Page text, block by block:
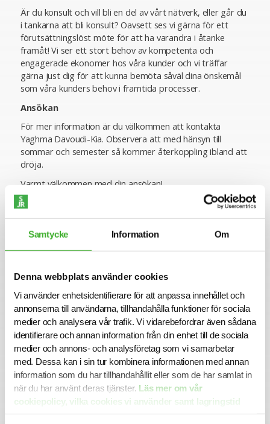
Samtycke Information Om
Denna webbplats använder cookies
Vi använder enhetsidentifierare för att anpassa innehållet och
annonserna till användarna, tillhandahålla funktioner för sociala
medier och analysera vår trafik. Vi vidarebefordrar även sådana
identifierare och annan information från din enhet till de sociala
medier och annons- och analysföretag som vi samarbetar
med. Dessa kan i sin tur kombinera informationen med annan
information som du har tillhandahållit eller som de har samlat in
när du har använt deras tjänster. Läs mer om vår
cookiepolicy, vilka cookies vi använder samt lagringstid
här.
Är du konsult och vill bli en del av vårt nätverk, eller går du
i tankarna att bli konsult? Oavsett ses vi gärna för ett
förutsättningslöst möte för att ha varandra i åtanke
framåt! Vi ser ett stort behov av kompetenta och
engagerade ekonomer hos våra kunder och vi träffar
gärna just dig för att kunna bemöta såväl dina önskemål
som våra kunders behov i framtida processer.
Ansökan
För mer information är du välkommen att kontakta
Yaghma Davoudi-Kia. Observera att med hänsyn till
sommar och semester så kommer återkoppling ibland att
dröja.
Varmt välkommen med din ansökan!
CONTACT PERSON
Yaghma Davoudi-Kia